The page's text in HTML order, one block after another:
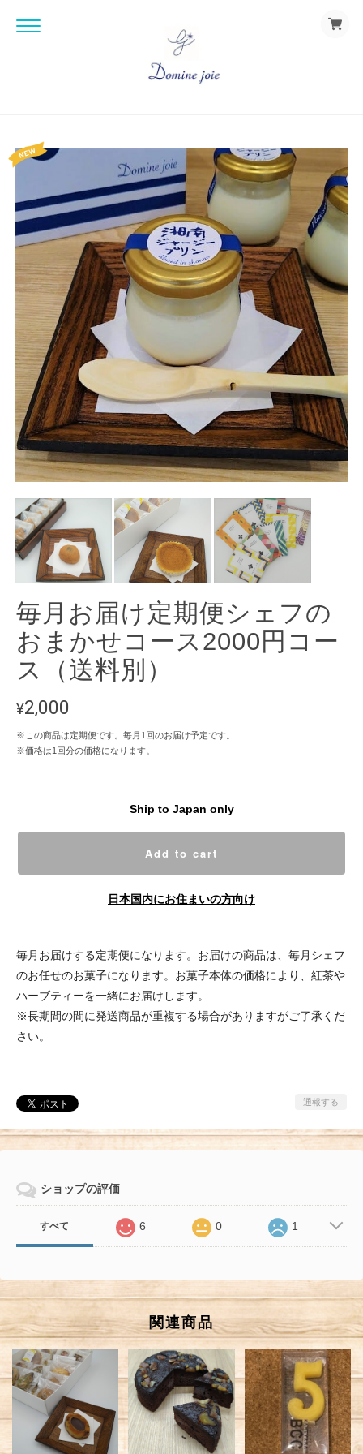
毎月お届け定期便シェフの
おまかせコース2000円コー
ス（送料別）
¥2,000
※この商品は定期便です。毎月1回のお届け予定です。
※価格は1回分の価格になります。
Ship to Japan only
Add to cart
日本国内にお住まいの方向け
毎月お届けする定期便になります。お届けの商品は、毎月シェフ
のお任せのお菓子になります。お菓子本体の価格により、紅茶や
ハーブティーを一緒にお届けします。
※長期間の間に発送商品が重複する場合がありますがご了承くだ
さい。
通報する
ショップの評価
すべて 6 0 1
関連商品